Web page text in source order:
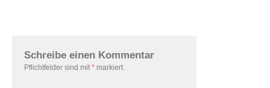
Schreibe einen Kommentar
Pflichtfelder sind mit * markiert.